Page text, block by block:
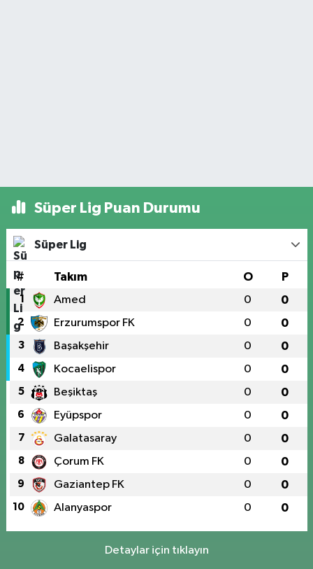
Süper Lig Puan Durumu
Süper Lig
# Takım O P
1 Amed 0 0
2 Erzurumspor FK 0 0
3 Başakşehir 0 0
4 Kocaelispor 0 0
5 Beşiktaş 0 0
6 Eyüpspor 0 0
7 Galatasaray 0 0
8 Çorum FK 0 0
9 Gaziantep FK 0 0
10 Alanyaspor 0 0
Detaylar için tıklayın